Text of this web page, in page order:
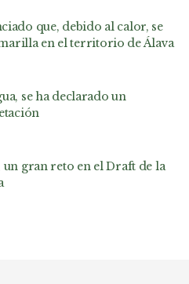
que, debido al calor, se
en el territorio de Álava
se ha declarado un
un gran reto en el Draft de la